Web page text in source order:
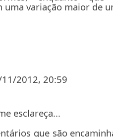
uma variação maior de
2012, 20:59
esclareça...
que são